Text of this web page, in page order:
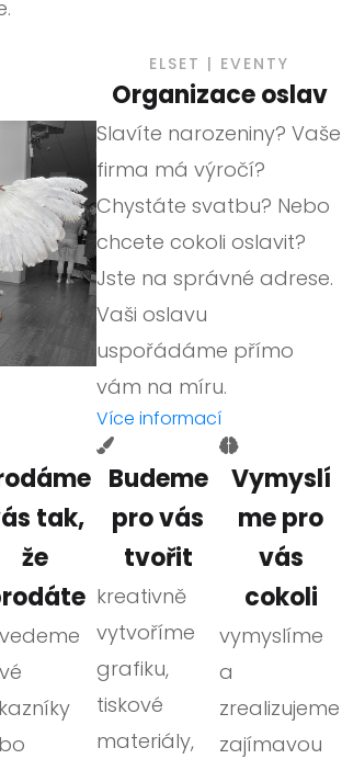
ELSET | EVENTY
Organizace oslav
Slavíte narozeniny? Vaše
firma má výročí?
Chystáte svatbu? Nebo
chcete cokoli oslavit?
Jste na správné adrese.
Vaši oslavu
uspořádáme přímo
vám na míru.
Více informací
tak,
že
Budeme
pro vás
tvořit
kreativně
vytvoříme
grafiku,
tiskové
materiály,
Vymyslí
me pro
vás
cokoli
vymyslíme
a
zrealizujeme
zajímavou